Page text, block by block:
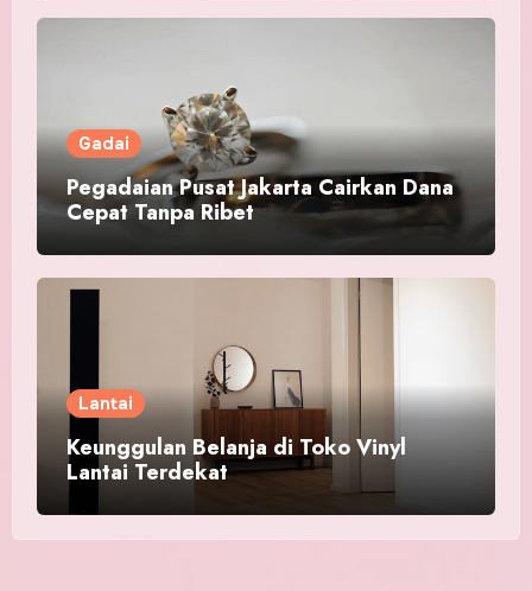
Gadai
Pegadaian Pusat Jakarta Cairkan Dana
Cepat Tanpa Ribet
Lantai
Keunggulan Belanja di Toko Vinyl
Lantai Terdekat